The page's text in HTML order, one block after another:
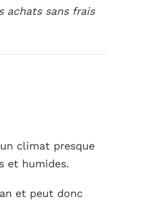
achats sans frais
climat presque
et humides.
et peut donc